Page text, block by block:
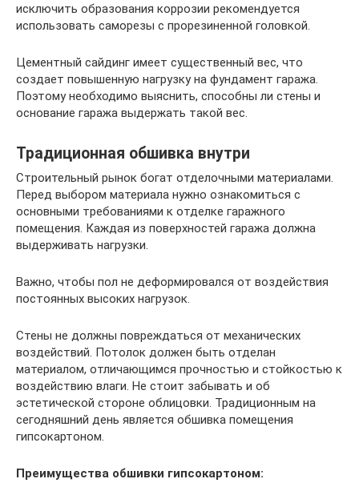
исключить образования коррозии рекомендуется
использовать саморезы с прорезиненной головкой.
Цементный сайдинг имеет существенный вес, что
создает повышенную нагрузку на фундамент гаража.
Поэтому необходимо выяснить, способны ли стены и
основание гаража выдержать такой вес.
Традиционная обшивка внутри
Строительный рынок богат отделочными материалами.
Перед выбором материала нужно ознакомиться с
основными требованиями к отделке гаражного
помещения. Каждая из поверхностей гаража должна
выдерживать нагрузки.
Важно, чтобы пол не деформировался от воздействия
постоянных высоких нагрузок.
Стены не должны повреждаться от механических
воздействий. Потолок должен быть отделан
материалом, отличающимся прочностью и стойкостью к
воздействию влаги. Не стоит забывать и об
эстетической стороне облицовки. Традиционным на
сегодняшний день является обшивка помещения
гипсокартоном.
Преимущества обшивки гипсокартоном: